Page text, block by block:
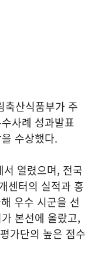
축산식품부가 주
사례 성과발표
수상했다.
열렸으며, 전국
센터의 실적과 홍
우수 시군을 선
본선에 올랐고,
가단의 높은 점수